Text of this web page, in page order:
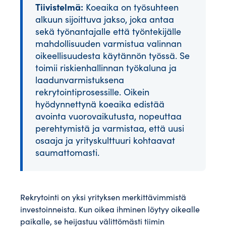
Tiivistelmä: Koeaika on työsuhteen
alkuun sijoittuva jakso, joka antaa
sekä työnantajalle että työntekijälle
mahdollisuuden varmistua valinnan
oikeellisuudesta käytännön työssä. Se
toimii riskienhallinnan työkaluna ja
laadunvarmistuksena
rekrytointiprosessille. Oikein
hyödynnettynä koeaika edistää
avointa vuorovaikutusta, nopeuttaa
perehtymistä ja varmistaa, että uusi
osaaja ja yrityskulttuuri kohtaavat
saumattomasti.
Rekrytointi on yksi yrityksen merkittävimmistä
investoinneista. Kun oikea ihminen löytyy oikealle
paikalle, se heijastuu välittömästi tiimin